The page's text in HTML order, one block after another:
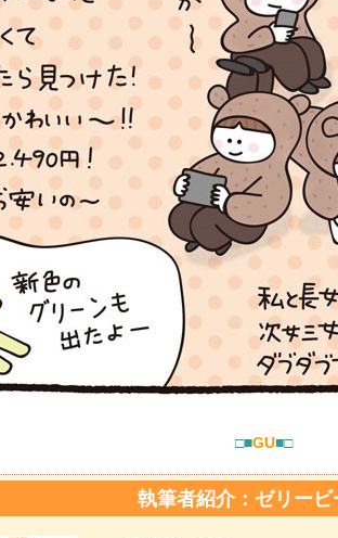
□■GU■□
執筆者紹介：ゼリービ